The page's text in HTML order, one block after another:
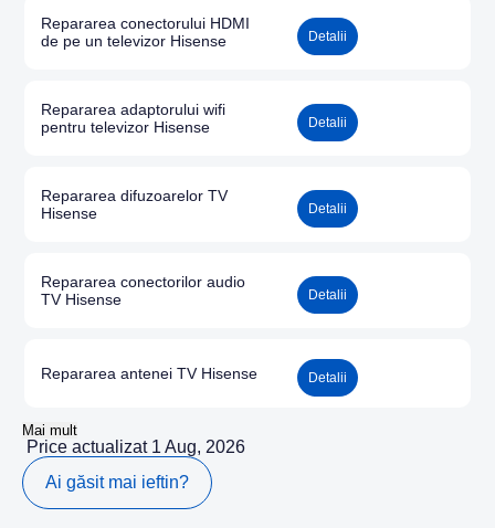
Repararea conectorului HDMI
de pe un televizor Hisense
Detalii
Repararea adaptorului wifi
pentru televizor Hisense
Detalii
Repararea difuzoarelor TV
Hisense
Detalii
Repararea conectorilor audio
TV Hisense
Detalii
Repararea antenei TV Hisense Detalii
Mai mult
Price actualizat 1 Aug, 2026
Ai găsit mai ieftin?